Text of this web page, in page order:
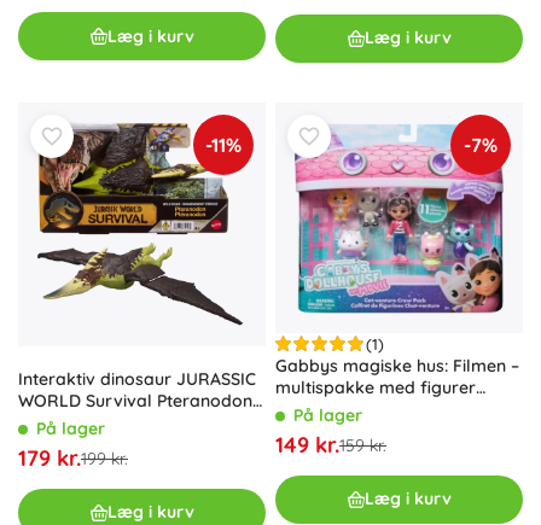
Læg i kurv Læg i kurv
-11%
Interaktiv dinosaur JURASSIC
WORLD Survival Pteranodon
30 cm
På lager
179 kr.199 kr.
Læg i kurv
-7%
(1)
Gabbys magiske hus: Filmen –
multispakke med figurer
Kattebesætningen (11 stk.)
På lager
149 kr.159 kr.
Læg i kurv